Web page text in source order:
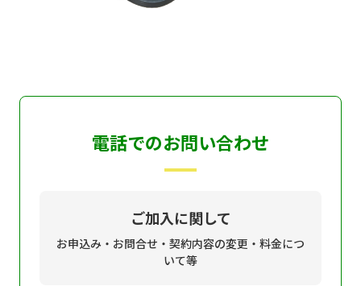
個人情報保護に関する基
個人情報の保護に関する
マスコットファミリー
サイトマップ
電話でのお問い合わせ
ご加入に関して
お申込み・お問合せ・契約内容の変更・料金につ
いて等